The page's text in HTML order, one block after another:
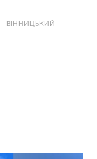
ВІННИЦЬКИЙ